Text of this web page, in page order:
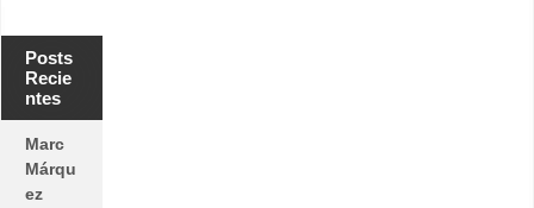
Posts
Recie
ntes
Marc
Márqu
ez